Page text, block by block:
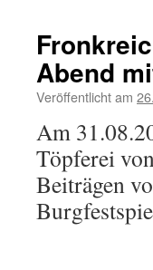
Abend
Veröffentlicht am
Am
Töpferei
Beiträgen